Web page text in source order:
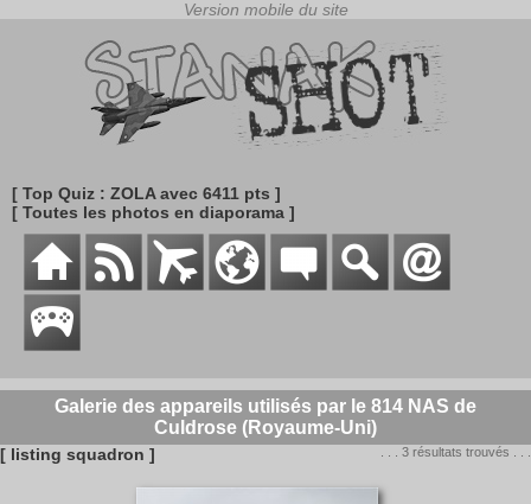
[ Top Quiz : ZOLA avec 6411 pts ]
[ Toutes les photos en diaporama ]
Galerie des appareils utilisés par le 814 NAS de
Culdrose (Royaume-Uni)
[ listing squadron ] . . . 3 résultats trouvés . . .